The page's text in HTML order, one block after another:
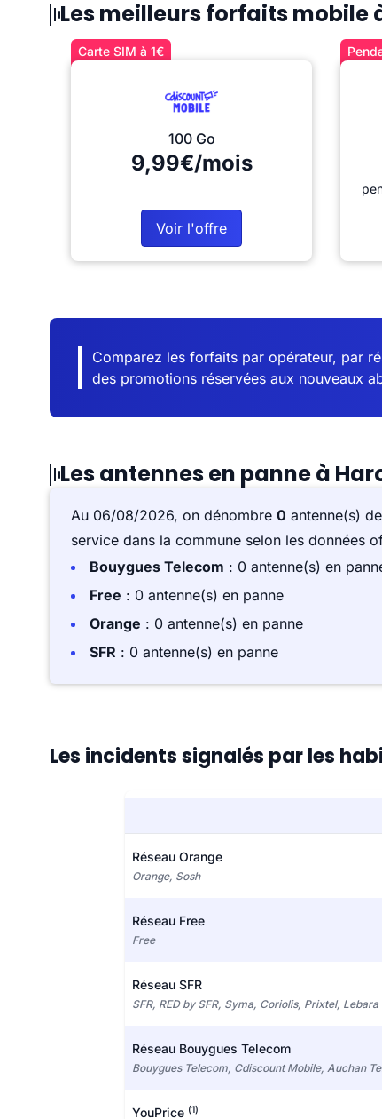
Les meilleurs forfaits mobile
Carte SIM à 1€
100 Go
9,99€/mois
Voir l'offre
Comparez les forfaits par opérateur, par
des promotions réservées aux nouveaux
Les antennes en panne à
Au 06/08/2026, on dénombre 0 antenne(s)
service dans la commune selon les données
Bouygues Telecom : 0 antenne(s) en
Free : 0 antenne(s) en panne
Orange : 0 antenne(s) en panne
SFR : 0 antenne(s) en panne
Les incidents signalés par les
Réseau Orange
Orange, Sosh
Réseau Free
Free
Réseau SFR
SFR, RED by SFR, Syma, Coriolis, Prixtel, Lebara
Réseau Bouygues Telecom
Bouygues Telecom, Cdiscount Mobile, Auchan
YouPrice (1)